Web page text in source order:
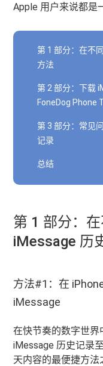
Apple 用户来说都是
第 1 部分：在不
方法
第 2 部分：下载
FoneDog Phone
第 3 部分：常见
记录
总结
第 1 部分：
iMessage 历
方法#1：在
iMessage
在快节奏的数字世
iMessage 历史记录
天内容的最便捷方法